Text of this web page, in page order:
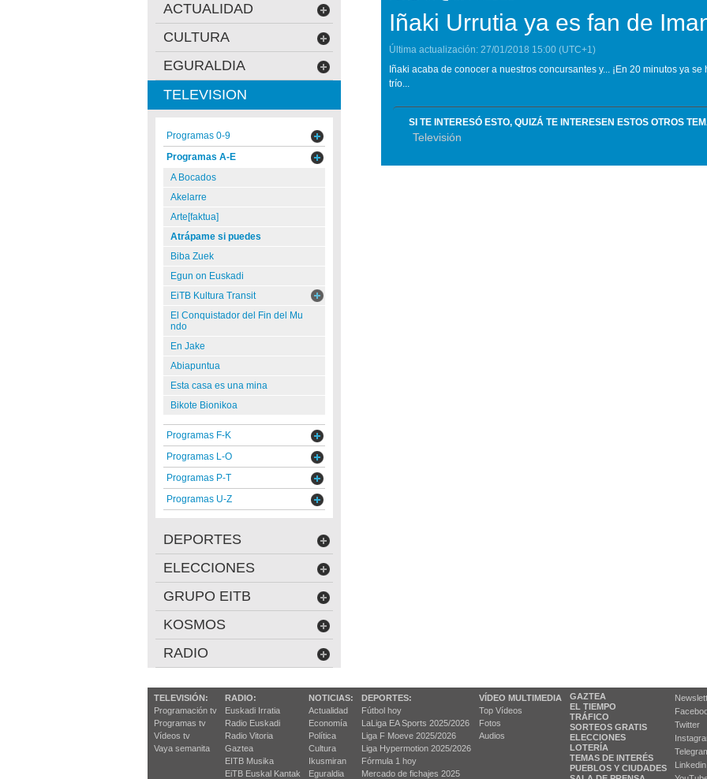
Iñaki Urrutia ya es fan de
Última actualización: 27/01/2018 15:00 (UTC+1)
Iñaki acaba de conocer a nuestros concursantes y... ¡En 20 minutos ya
trío...
SI TE INTERESÓ ESTO, QUIZÁ TE INTERESEN ESTOS OTROS
Televisión
ACTUALIDAD
CULTURA
EGURALDIA
TELEVISION
Programas 0-9
Programas A-E
A Bocados
Akelarre
Arte[faktua]
Atrápame si puedes
Biba Zuek
Egun on Euskadi
EiTB Kultura Transit
El Conquistador del Fin del Mu
ndo
En Jake
Abiapuntua
Esta casa es una mina
Bikote Bionikoa
Programas F-K
Programas L-O
Programas P-T
Programas U-Z
DEPORTES
ELECCIONES
GRUPO EITB
KOSMOS
RADIO
TELEVISIÓN:
Programación tv
Programas tv
Vídeos tv
Vaya semanita
RADIO:
Euskadi Irratia
Radio Euskadi
Radio Vitoria
Gaztea
EITB Musika
EiTB Euskal Kantak
NOTICIAS:
Actualidad
Economía
Política
Cultura
Ikusmiran
Eguraldia
DEPORTES:
Fútbol hoy
LaLiga EA Sports 2025/2026
Liga F Moeve 2025/2026
Liga Hypermotion 2025/2026
Fórmula 1 hoy
Mercado de fichajes 2025
VÍDEO MULTIMEDIA
Top Vídeos
Fotos
Audios
GAZTEA
EL TIEMPO
TRÁFICO
SORTEOS GRATIS
ELECCIONES
LOTERÍA
TEMAS DE INTERÉS
PUEBLOS Y CIUDADES
Twitter
Linkedin